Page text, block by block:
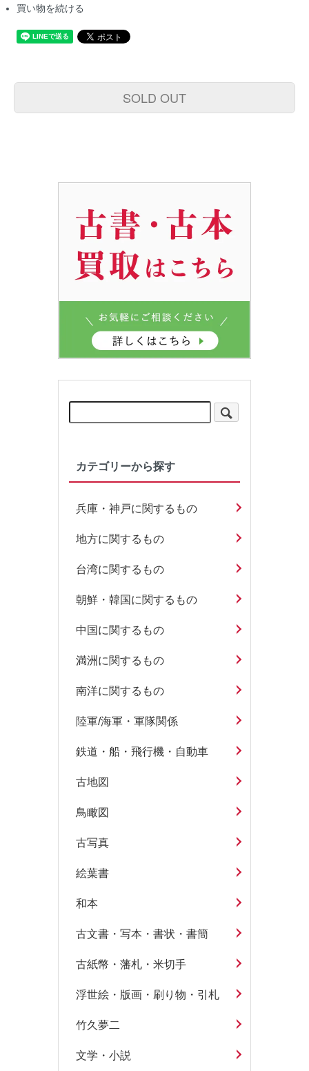
買い物を続ける
SOLD OUT
カテゴリーから探す
兵庫・神戸に関するもの
地方に関するもの
台湾に関するもの
朝鮮・韓国に関するもの
中国に関するもの
満洲に関するもの
南洋に関するもの
陸軍/海軍・軍隊関係
鉄道・船・飛行機・自動車
古地図
鳥瞰図
古写真
絵葉書
和本
古文書・写本・書状・書簡
古紙幣・藩札・米切手
浮世絵・版画・刷り物・引札
竹久夢二
文学・小説